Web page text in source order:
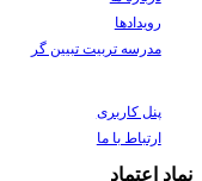
رویدادها
مدرسه تربیت تبیین گر
پنل کاربری
ارتباط با ما
نماد اعتماد